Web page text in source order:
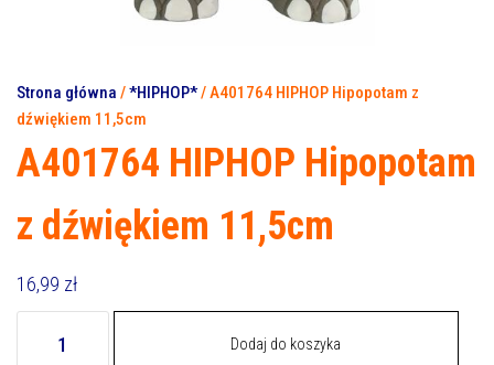
Strona główna /*HIPHOP*/ A401764 HIPHOP Hipopotam z
dźwiękiem 11,5cm
A401764 HIPHOP Hipopotam
z dźwiękiem 11,5cm
16,99 zł
A401764
Dodaj do koszyka